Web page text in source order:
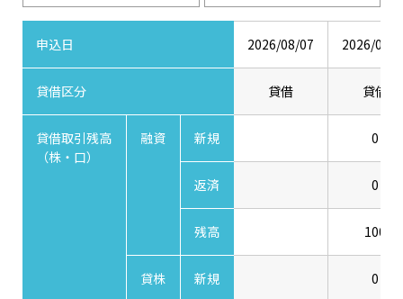
申込日 2026/08/07 2026/08/
貸借区分 貸借 貸借
貸借取引残高
（株・口）
融資 新規 0
返済 0
残高 100
貸株 新規 0